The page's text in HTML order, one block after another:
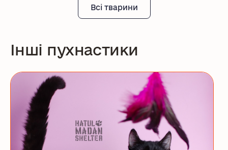
Всі тварини
Інші пухнастики